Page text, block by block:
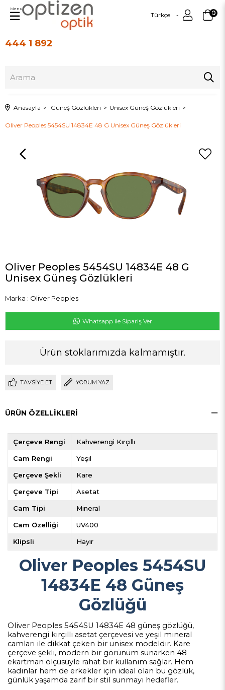
444 1 892
Türkçe 0
Menu
Anasayfa Güneş Gözlükleri Unisex Güneş Gözlükleri
Oliver Peoples 5454SU 14834E 48 G Unisex Güneş Gözlükleri
Oliver Peoples 5454SU 14834E 48 G
Unisex Güneş Gözlükleri
Marka : Oliver Peoples
Whatsapp ile Sipariş Ver
Ürün stoklarımızda kalmamıştır.
TAVSIYE ET YORUM YAZ
ÜRÜN ÖZELLIKLERI
Çerçeve Rengi Kahverengi Kırçıllı
Cam Rengi Yeşil
Çerçeve Şekli Kare
Çerçeve Tipi Asetat
Cam Tipi Mineral
Cam Özelliği UV400
Klipsli Hayır
Oliver Peoples 5454SU
14834E 48 Güneş
Gözlüğü
Oliver Peoples 5454SU 14834E 48 güneş gözlüğü,
kahverengi kırçıllı asetat çerçevesi ve yeşil mineral
camları ile dikkat çeken bir unisex modeldir. Kare
çerçeve şekli, modern bir görünüm sunarken 48
ekartman ölçüsüyle rahat bir kullanım sağlar. Hem
kadınlar hem de erkekler için ideal olan bu gözlük,
günlük yaşamda zarif bir stil sunmayı hedefler.